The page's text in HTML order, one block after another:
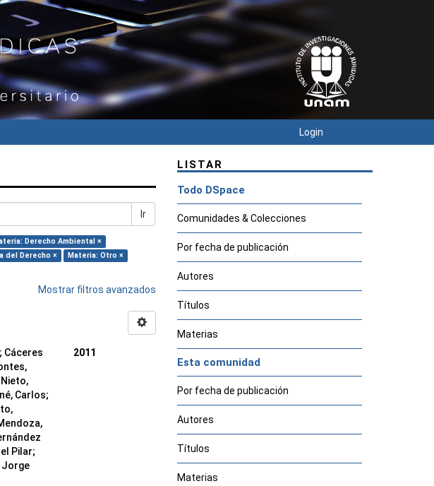
Login
Ir
Derecho Ambiental ×
del Derecho ×
Materia: Otro ×
Mostrar filtros avanzados
; Cáceres
Carlos;
Pilar;
Jorge
2011
LISTAR
Todo DSpace
Comunidades & Colecciones
Por fecha de publicación
Autores
Títulos
Materias
Esta comunidad
Por fecha de publicación
Autores
Títulos
Materias